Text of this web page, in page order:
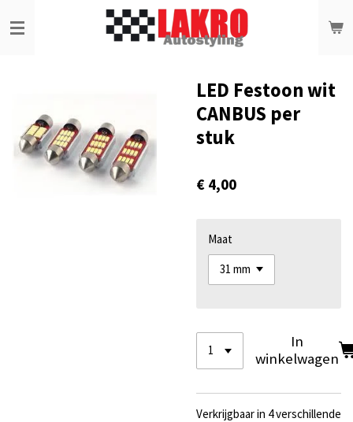
direct
LED Festoon wit
CANBUS per
stuk
€ 4,00
Maat
In
winkelwagen
Verkrijgbaar in 4 verschillende